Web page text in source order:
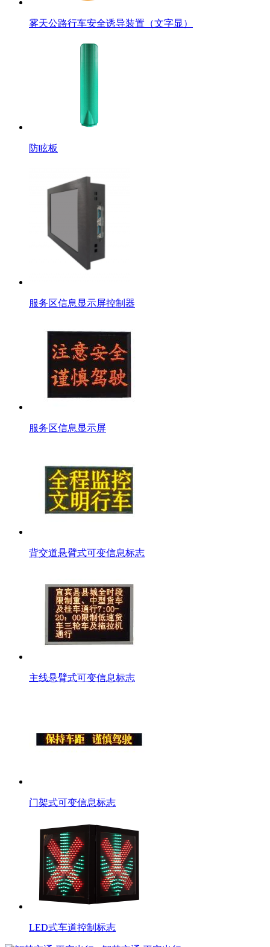
雾天公路行车安全诱导装置（文字显）
防眩板
服务区信息显示屏控制器
服务区信息显示屏
背交道悬臂式可变信息标志
主线悬臂式可变信息标志
门架式可变信息标志
LED式车道控制标志